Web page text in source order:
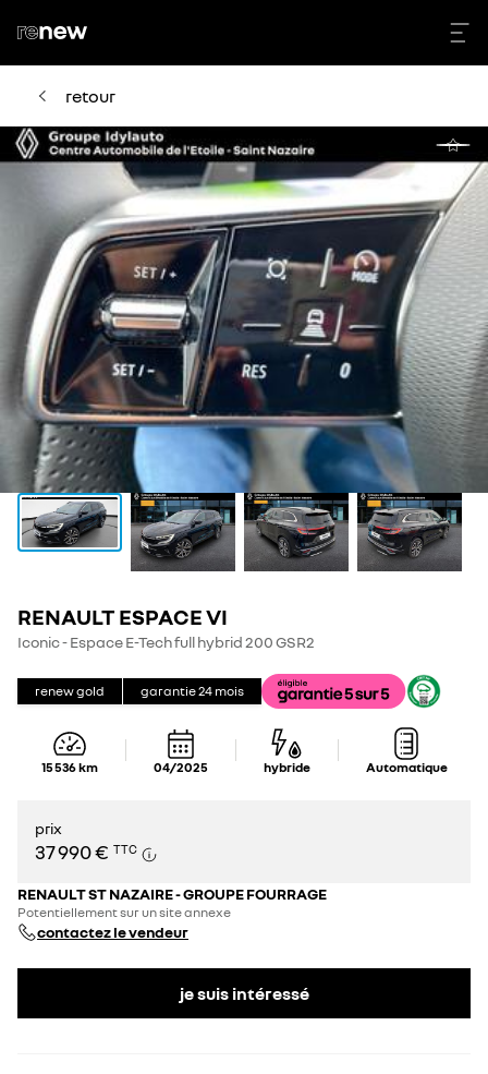
retour
RENAULT ESPACE VI
Iconic - Espace E-Tech full hybrid 200 GSR2
renew gold garantie24 mois
15 536km 04/2025 hybride Automatique
prix
37 990 € TTC
RENAULT ST NAZAIRE - GROUPE FOURRAGE
Potentiellement sur un site annexe
contactez le vendeur
je suis intéressé